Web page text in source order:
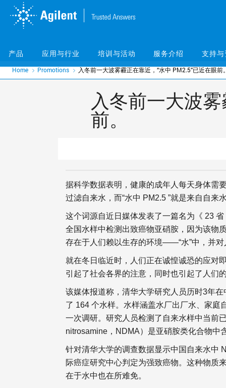
产品 应用与行业 培训与活动 服务介绍 支持
Home Promotions 入冬前一大波雾霾正在靠近，“水中 PM2.5”已近在眼前
入冬前一大波
前。
据科学数据表明，健康的成年人每天身体需
过滤自来水，而“水中 PM2.5 ”就是来自自来
这个词源自近日媒体发表了一篇名为《 23
全国水样中检测出致癌物亚硝胺，因为该物
存在于人们赖以生存的环境——“水”中，并对
就在冬日临近时，人们正在诚惶诚恐的应对
引起了社会各界的注意，同时也引起了人们
该媒体报道称，清华大学研究人员历时3年
了 164 个水样。水样涵盖水厂出厂水、家庭
一次调研。研究人员检测了自来水样中当前
nitrosamine，NDMA）是亚硝胺类化合物中
针对清华大学的调查数据显示中国自来水中
际癌症研究中心判定为强致癌物。这种物质
在于水中也在所难免。